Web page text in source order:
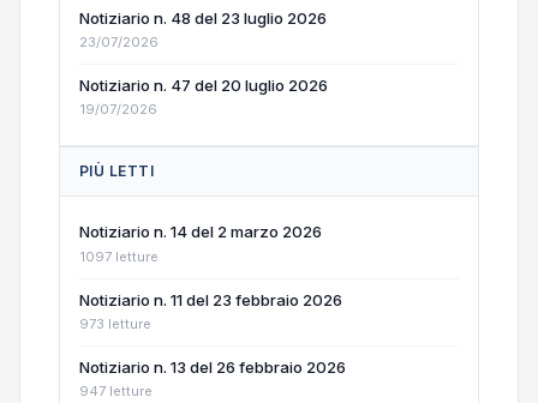
Notiziario n. 48 del 23 luglio 2026
23/07/2026
Notiziario n. 47 del 20 luglio 2026
19/07/2026
PIÙ LETTI
Notiziario n. 14 del 2 marzo 2026
1097 letture
Notiziario n. 11 del 23 febbraio 2026
973 letture
Notiziario n. 13 del 26 febbraio 2026
947 letture